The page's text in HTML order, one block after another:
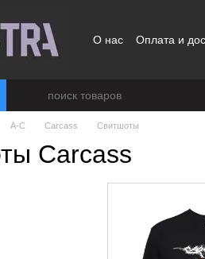
О нас Оплата и
A-C Carcass Свитшоты
Carcass